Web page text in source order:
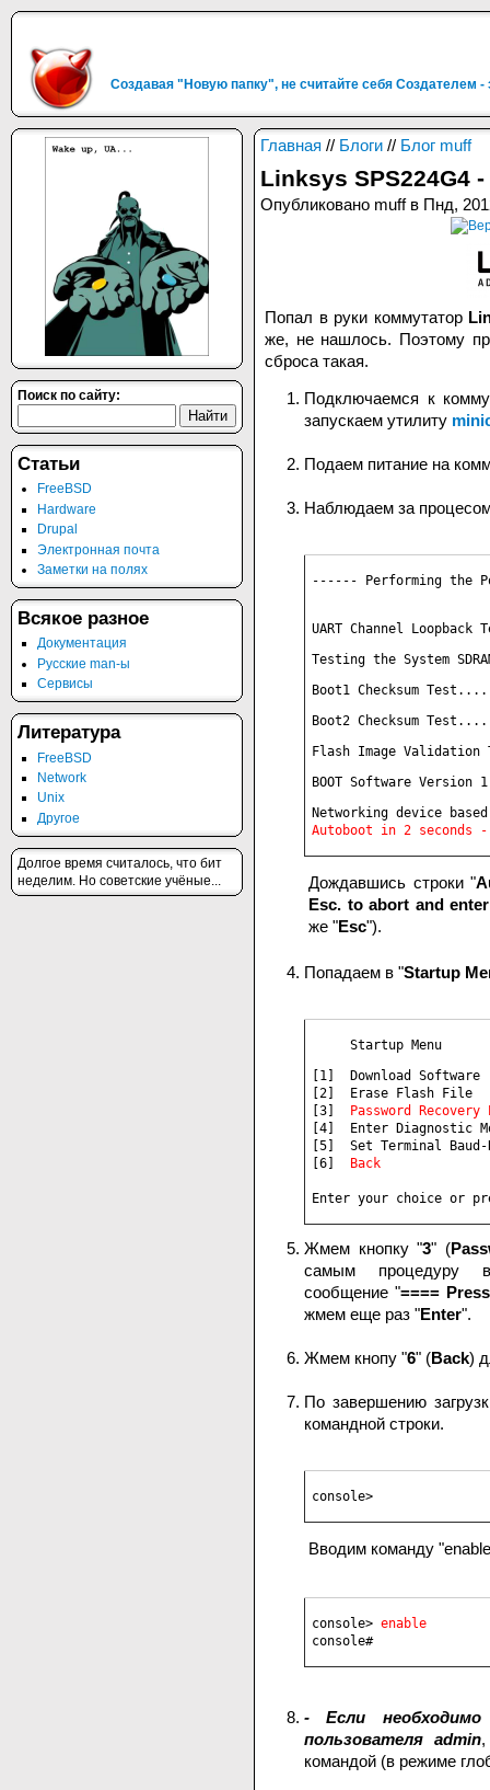
Создавая "Новую папку", не считайте себя Создателем
Главная // Блоги // Блог muff
Linksys SPS224G4
Опубликовано muff в Пнд,
Попал в руки коммутатор
же, не нашлось. Поэтому
сброса такая.
Подключаемся к
запускаем утилиту
Подаем питание на
Наблюдаем за процесом
------ Performing the
UART Channel
Testing the System
Boot1 Checksum
Boot2 Checksum
Flash Image
BOOT Software
Дождавшись строки "
Esc. to abort and
же "Esc").
Попадаем в "Startup
     Startup Menu
[1]  Download Software
[2]  Erase Flash File
[3]
[4]  Enter Diagnostic
[5]  Set Terminal Baud-
[6] Back
Enter your choice or
Жмем кнопку "3" (
самым процедуру
сообщение "====
жмем еще раз "Enter".
Жмем кнопу "6" (Back)
По завершению
командной строки.
console>
Вводим команду
console> enable
console#
-
Если
пользователя admin,
командой (в режиме
Поиск по сайту:
Статьи
FreeBSD
Hardware
Drupal
Электронная почта
Заметки на полях
Всякое разное
Документация
Русские man-ы
Сервисы
Литература
FreeBSD
Network
Unix
Другое
Долгое время считалось, что бит
неделим. Но советские учёные...